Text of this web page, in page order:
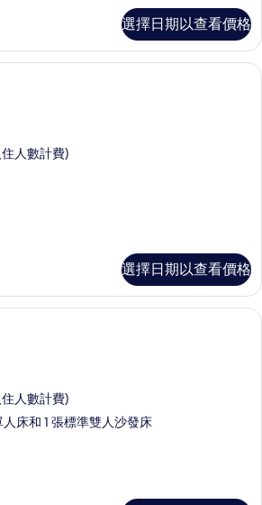
選擇日期以查看價格
人數計費)
選擇日期以查看價格
人數計費)
人床和 1 張標準雙人沙發床